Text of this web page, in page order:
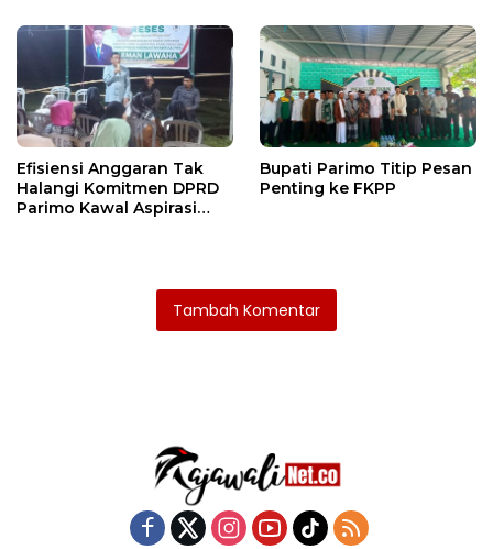
Efisiensi Anggaran Tak
Halangi Komitmen DPRD
Parimo Kawal Aspirasi
Bupati Parimo Titip Pesan
Penting ke FKPP
Tambah Komentar